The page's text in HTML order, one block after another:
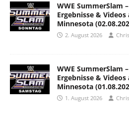
WWE SummerSlam
Ergebnisse &
Minnesota
2. August 2026
WWE SummerSlam
Ergebnisse &
Minnesota
1. August 2026